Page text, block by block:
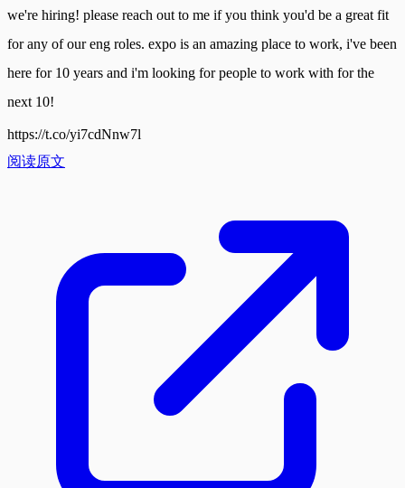
we're hiring! please reach out to me if you think you'd be a great fit
for any of our eng roles. expo is an amazing place to work, i've been
here for 10 years and i'm looking for people to work with for the
next 10!
https://t.co/yi7cdNnw7l
阅读原文